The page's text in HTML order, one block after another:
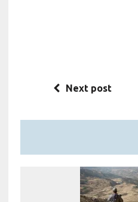
Next post